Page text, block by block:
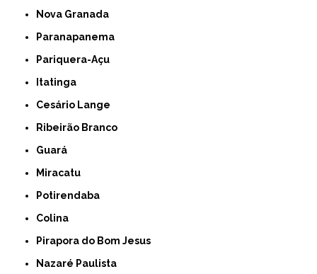
Nova Granada
Paranapanema
Pariquera-Açu
Itatinga
Cesário Lange
Ribeirão Branco
Guará
Miracatu
Potirendaba
Colina
Pirapora do Bom Jesus
Nazaré Paulista